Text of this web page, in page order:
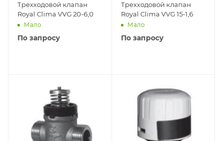
Трехходовой клапан
Royal Clima VVG 20-6,0
Мало
По запросу
Трехходовой клапан
Royal Clima VVG 15-1,6
Мало
По запросу